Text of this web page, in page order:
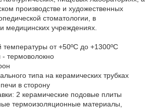
производстве и художественных
стоматологии, в
медицинских учреждениях.
от +50ºC до +1300ºC
термоволокно
типа на керамических трубках
в сторону
2 керамические подовые плиты
термоизоляционные материалы,